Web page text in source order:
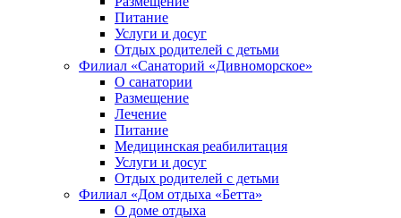
Питание
Услуги и досуг
Отдых родителей с детьми
Филиал «Санаторий «Дивноморское»
О санатории
Размещение
Лечение
Питание
Медицинская реабилитация
Услуги и досуг
Отдых родителей с детьми
Филиал «Дом отдыха «Бетта»
О доме отдыха